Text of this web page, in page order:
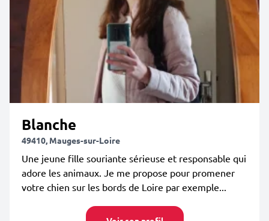
Blanche
49410, Mauges-sur-Loire
Une jeune fille souriante sérieuse et responsable qui
adore les animaux. Je me propose pour promener
votre chien sur les bords de Loire par exemple...